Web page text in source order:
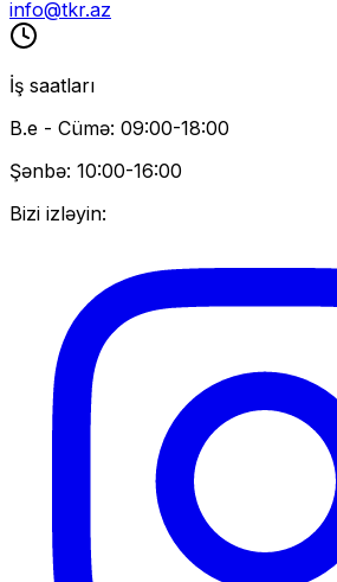
info@tkr.az
İş saatları
B.e - Cümə: 09:00-18:00
Şənbə: 10:00-16:00
Bizi izləyin: